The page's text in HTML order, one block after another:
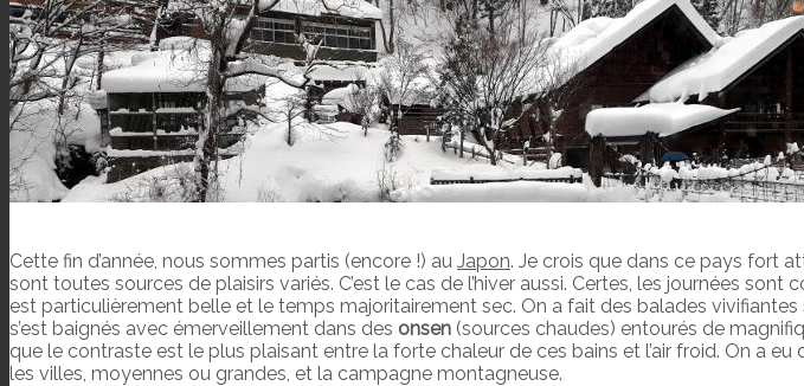
Cette fin d’année, nous sommes partis (encore !) au Japon. Je crois que dans ce pays fort
sont toutes sources de plaisirs variés. C’est le cas de l’hiver aussi. Certes, les journées sont
est particulièrement belle et le temps majoritairement sec. On a fait des balades
s’est baignés avec émerveillement dans des onsen (sources chaudes) entourés de
que le contraste est le plus plaisant entre la forte chaleur de ces bains et l’air froid. On a eu
les villes, moyennes ou grandes, et la campagne montagneuse.